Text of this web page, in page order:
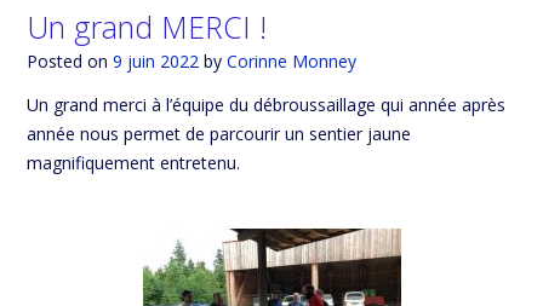
Un grand MERCI !
Posted on 9 juin 2022 by Corinne Monney
Un grand merci à l’équipe du débroussaillage qui année après
année nous permet de parcourir un sentier jaune
magnifiquement entretenu.